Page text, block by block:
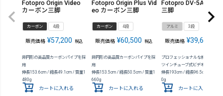
Fotopro Origin Video
カーボン三脚
カーボン 4段
販売価格 ¥57,200 税込
非円形の高品質カーボンパイプを採
用
伸長153.6cm / 縮長49.1cm / 質量1
480g
カートに入れる
Fotopro Origin Plus Vid
eo カーボン三脚
カーボン 4段
販売価格 ¥60,500 税込
非円形の高品質カーボンパイプを採
用
伸長153.5cm / 縮長50.5cm / 質量1
660g
カートに入れる
Fotopro DV-5A ビデ
三脚
アルミ 3段
販売価格 ¥39,600
プロフェッショナルな機能を備え
ツインチューブ式ビデオ三脚
伸長193cm / 縮長96.5cm / 質量
0g
カートに入れる